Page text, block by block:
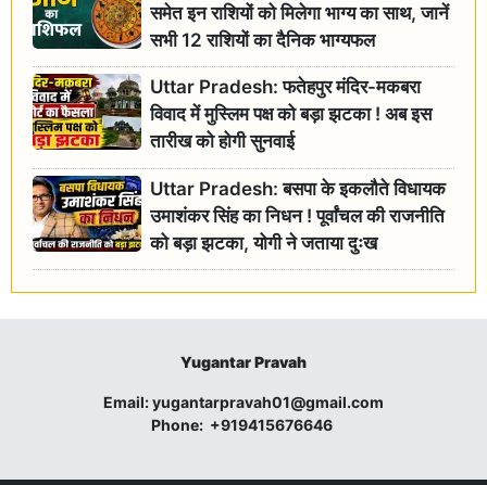
समेत इन राशियों को मिलेगा भाग्य का साथ, जानें
सभी 12 राशियों का दैनिक भाग्यफल
Uttar Pradesh: फतेहपुर मंदिर-मकबरा
विवाद में मुस्लिम पक्ष को बड़ा झटका ! अब इस
तारीख को होगी सुनवाई
Uttar Pradesh: बसपा के इकलौते विधायक
उमाशंकर सिंह का निधन ! पूर्वांचल की राजनीति
को बड़ा झटका, योगी ने जताया दुःख
Yugantar Pravah
Email:yugantarpravah01@gmail.com
Phone: +919415676646